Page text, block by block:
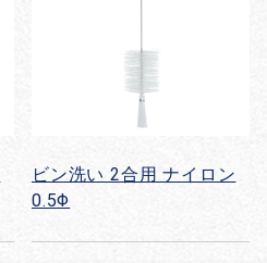
ビン洗い 2合用 ナイロン
0.5Φ